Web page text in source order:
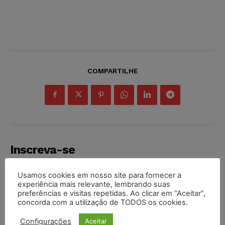
COMPARTILHE
Inscreva-se
INSCREVER
Usamos cookies em nosso site para fornecer a
experiência mais relevante, lembrando suas
preferências e visitas repetidas. Ao clicar em “Aceitar”,
concorda com a utilização de TODOS os cookies.
Configurações Aceitar